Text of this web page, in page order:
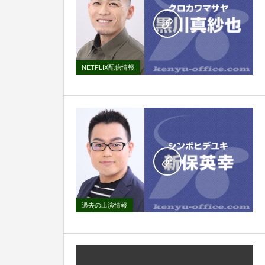
NETFLIX配信情報
過去の出演情報